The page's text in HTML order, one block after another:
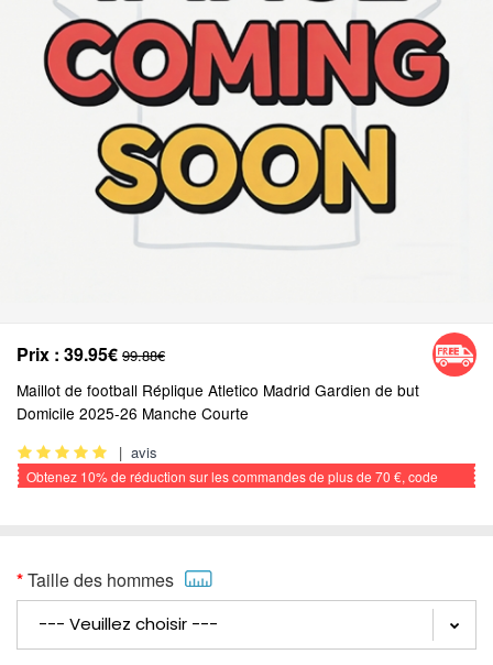
Prix : 39.95€ 99.88€
Maillot de football Réplique Atletico Madrid Gardien de but
Domicile 2025-26 Manche Courte
| avis
Obtenez 10%de réduction sur les commandes de plus de 70 €, code
Taille des hommes